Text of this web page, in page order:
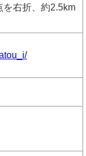
を右折、約2.5km